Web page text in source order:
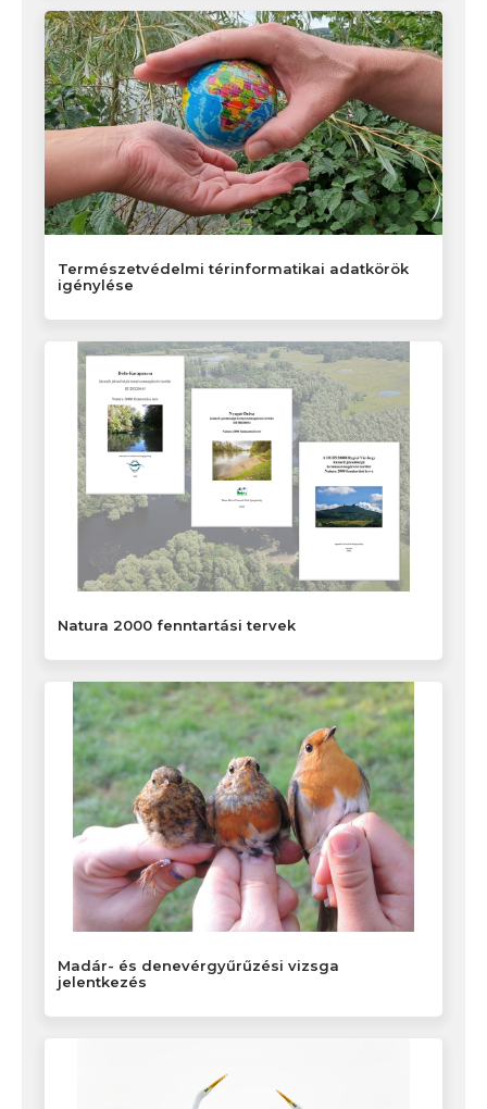
Természetvédelmi térinformatikai adatkörök
igénylése
Natura 2000 fenntartási tervek
Madár- és denevérgyűrűzési vizsga
jelentkezés